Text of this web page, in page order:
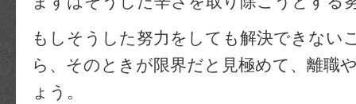
もしそうした努力をしても解決できない
ら、そのときが限界だと見極めて、離職
ょう。